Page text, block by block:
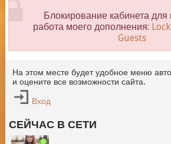
Блокирование кабинета для
работа моего дополнения:
Guests
На этом месте будет удобное меню
и оцените все возможности сайта.
Вход
СЕЙЧАС В СЕТИ